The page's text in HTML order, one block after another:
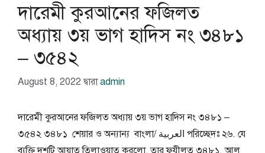
দারেমী কুরআনের ফজিলত
অধ্যায় ৩য় ভাগ হাদিস নং ৩৪৮১
– ৩৫৪২
August 8, 2022 দ্বারাadmin
দারেমী কুরআনের ফজিলত অধ্যায় ৩য় ভাগ হাদিস নং ৩৪৮১ –
৩৫৪২ ৩৪৮১ শেয়ার ও অন্যান্য বাংলা/ العربية পরিচ্ছেদঃ ২৬. যে
ব্যক্তি দশটি আয়াত তিলাওয়াত করলো, তার ফযীলত ৩৪৮১. আল